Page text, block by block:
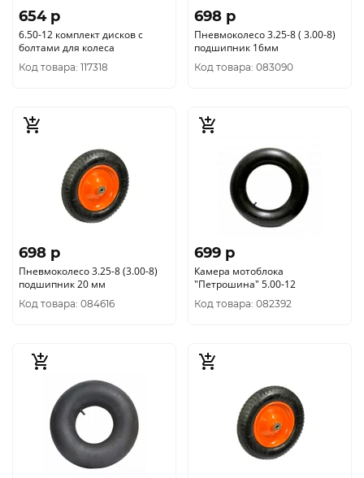
654 p
6.50-12 комплект дисков с
болтами для колеса
Код товара: 117318
698 p
Пневмоколесо 3.25-8 ( 3.00-8)
подшипник 16мм
Код товара: 083090
698 p
Пневмоколесо 3.25-8 (3.00-8)
подшипник 20 мм
Код товара: 084616
699 p
Камера мотоблока
"Петрошина" 5.00-12
Код товара: 082392